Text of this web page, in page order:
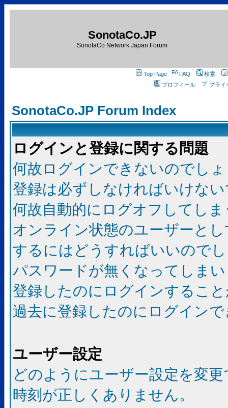
SonotaCo.JP
SonotaCo Network Japan Forum
Top Page FAQ
検索
プロフィール
プライ
SonotaCo.JP Forum Index
ログインと登録に関する問題
何故ログインできないのでし
登録は必ずしなければいけな
何故自動的にログオフしてし
オンライン状態のユーザーと
するにはどうすればいいので
パスワードが無くなってしま
登録したのにログインするこ
過去に登録したのにログイン
ユーザー設定
どのようにユーザー設定を変
時刻が正しくありません。